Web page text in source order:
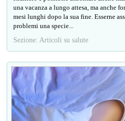
una vacanza a lungo attesa, ma anche
mesi lunghi dopo la sua fine. Esserne
problemi una specie...
Sezione: Articoli su salute